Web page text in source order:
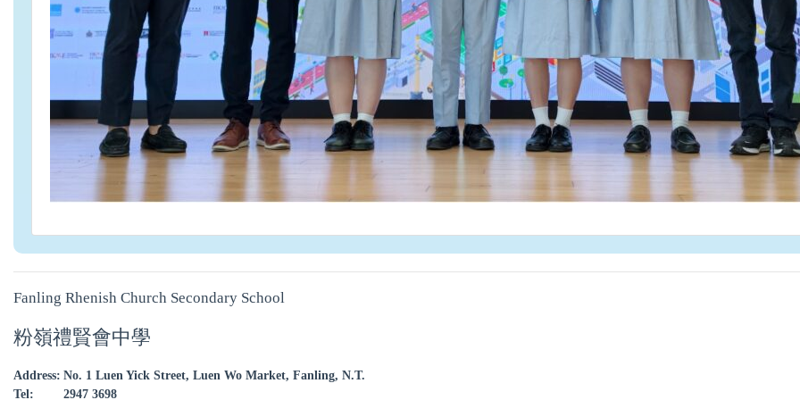
Fanling Rhenish Church Secondary School
粉嶺禮賢會中學
Address: No. 1 Luen Yick Street, Luen Wo Market, Fanling, N.T.
Tel:
2947 3698